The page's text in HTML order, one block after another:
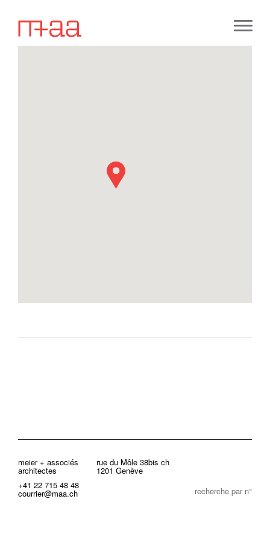
meier + associés
architectes
rue du Môle 38bis ch
1201 Genève
+41 22 715 48 48
courrier@maa.ch recherche par n°